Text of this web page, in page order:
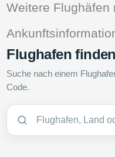
Weitere Flughäfen
Flughafen finden
Suche nach einem
Code.